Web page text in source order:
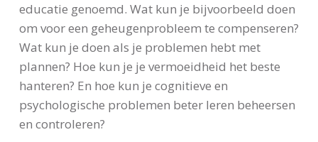
educatie genoemd. Wat kun je bijvoorbeeld doen
om voor een geheugenprobleem te compenseren?
Wat kun je doen als je problemen hebt met
plannen? Hoe kun je je vermoeidheid het beste
hanteren? En hoe kun je cognitieve en
psychologische problemen beter leren beheersen
en controleren?